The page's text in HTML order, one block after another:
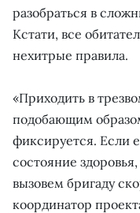
разобраться в
Кстати, все
нехитрые правила.
«Приходить в
подобающим
фиксируется. Если
состояние
вызовем бригаду
координатор